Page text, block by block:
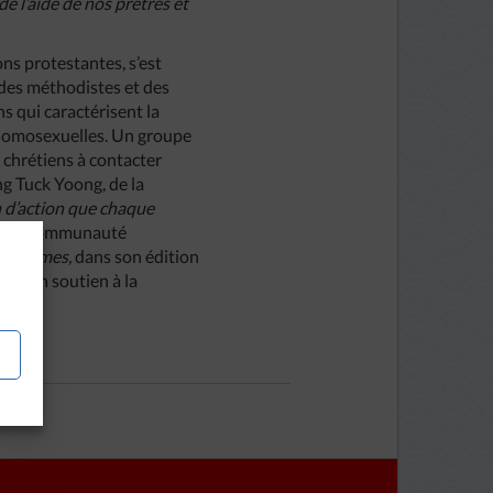
protestantes, s’est
méthodistes et des
qui caractérisent la
Un groupe
à contacter
Tuck Yoong, de la
que chaque
la communauté
Times, dans son édition
plein soutien à la